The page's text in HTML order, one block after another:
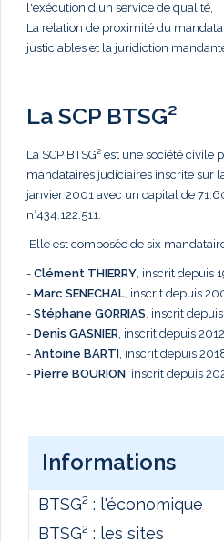
l'exécution d'un service de qualité,
La relation de proximité du
justiciables et la juridiction
La SCP BTSG²
La SCP BTSG² est une société civile
mandataires judiciaires inscrite sur
janvier 2001 avec un capital de
n°434.122.511.
Elle est composée de six
- Clément THIERRY, inscrit depuis
- Marc SENECHAL, inscrit depuis
- Stéphane GORRIAS, inscrit
- Denis GASNIER, inscrit depuis
- Antoine BARTI, inscrit depuis
- Pierre BOURION, inscrit depuis
Informations
BTSG² : l'économique
BTSG² : les sites